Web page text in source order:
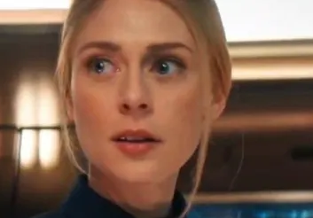
STRANGE NEW WORLDS – “THE GRIFFIN INCIDENT” (4×02)
WORLDS ENCARA O FIM DE UMA ERA NA SDCC
EPISÓDIOS DE STAR TREKSOBRE DIFERENTES PONTOS DE VISTA
EPISÓDIOS DE SOBRE PATERNIDADE